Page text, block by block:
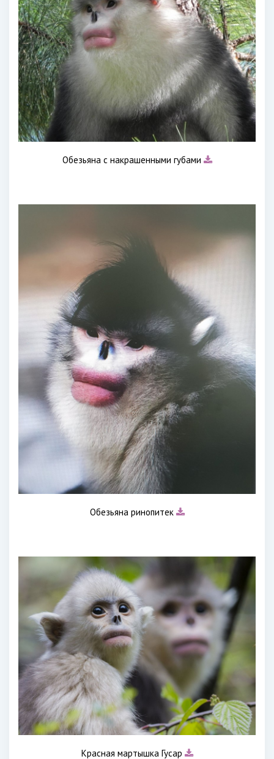
Обезьяна с накрашенными губами
Обезьяна ринопитек
Красная мартышка Гусар